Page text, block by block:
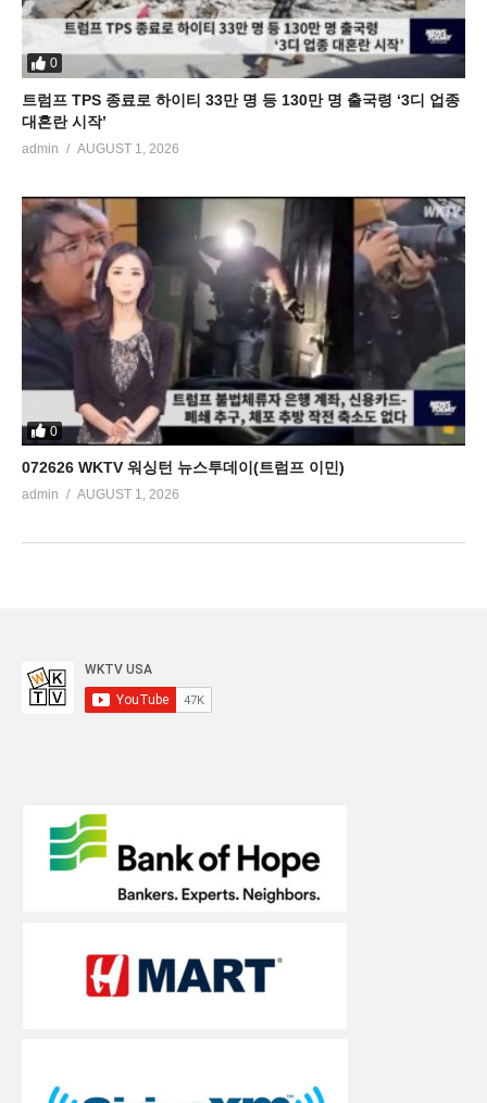
0
트럼프 TPS 종료로 하이티 33만 명 등 130만 명 출국령 ‘3디 업종
대혼란 시작’
admin AUGUST 1, 2026
0
072626 WKTV 워싱턴 뉴스투데이(트럼프 이민)
admin AUGUST 1, 2026